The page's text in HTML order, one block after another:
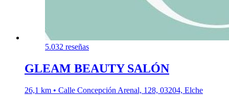
5.032 reseñas
GLEAM BEAUTY SALÓN
26,1 km • Calle Concepción Arenal, 128, 03204, Elche